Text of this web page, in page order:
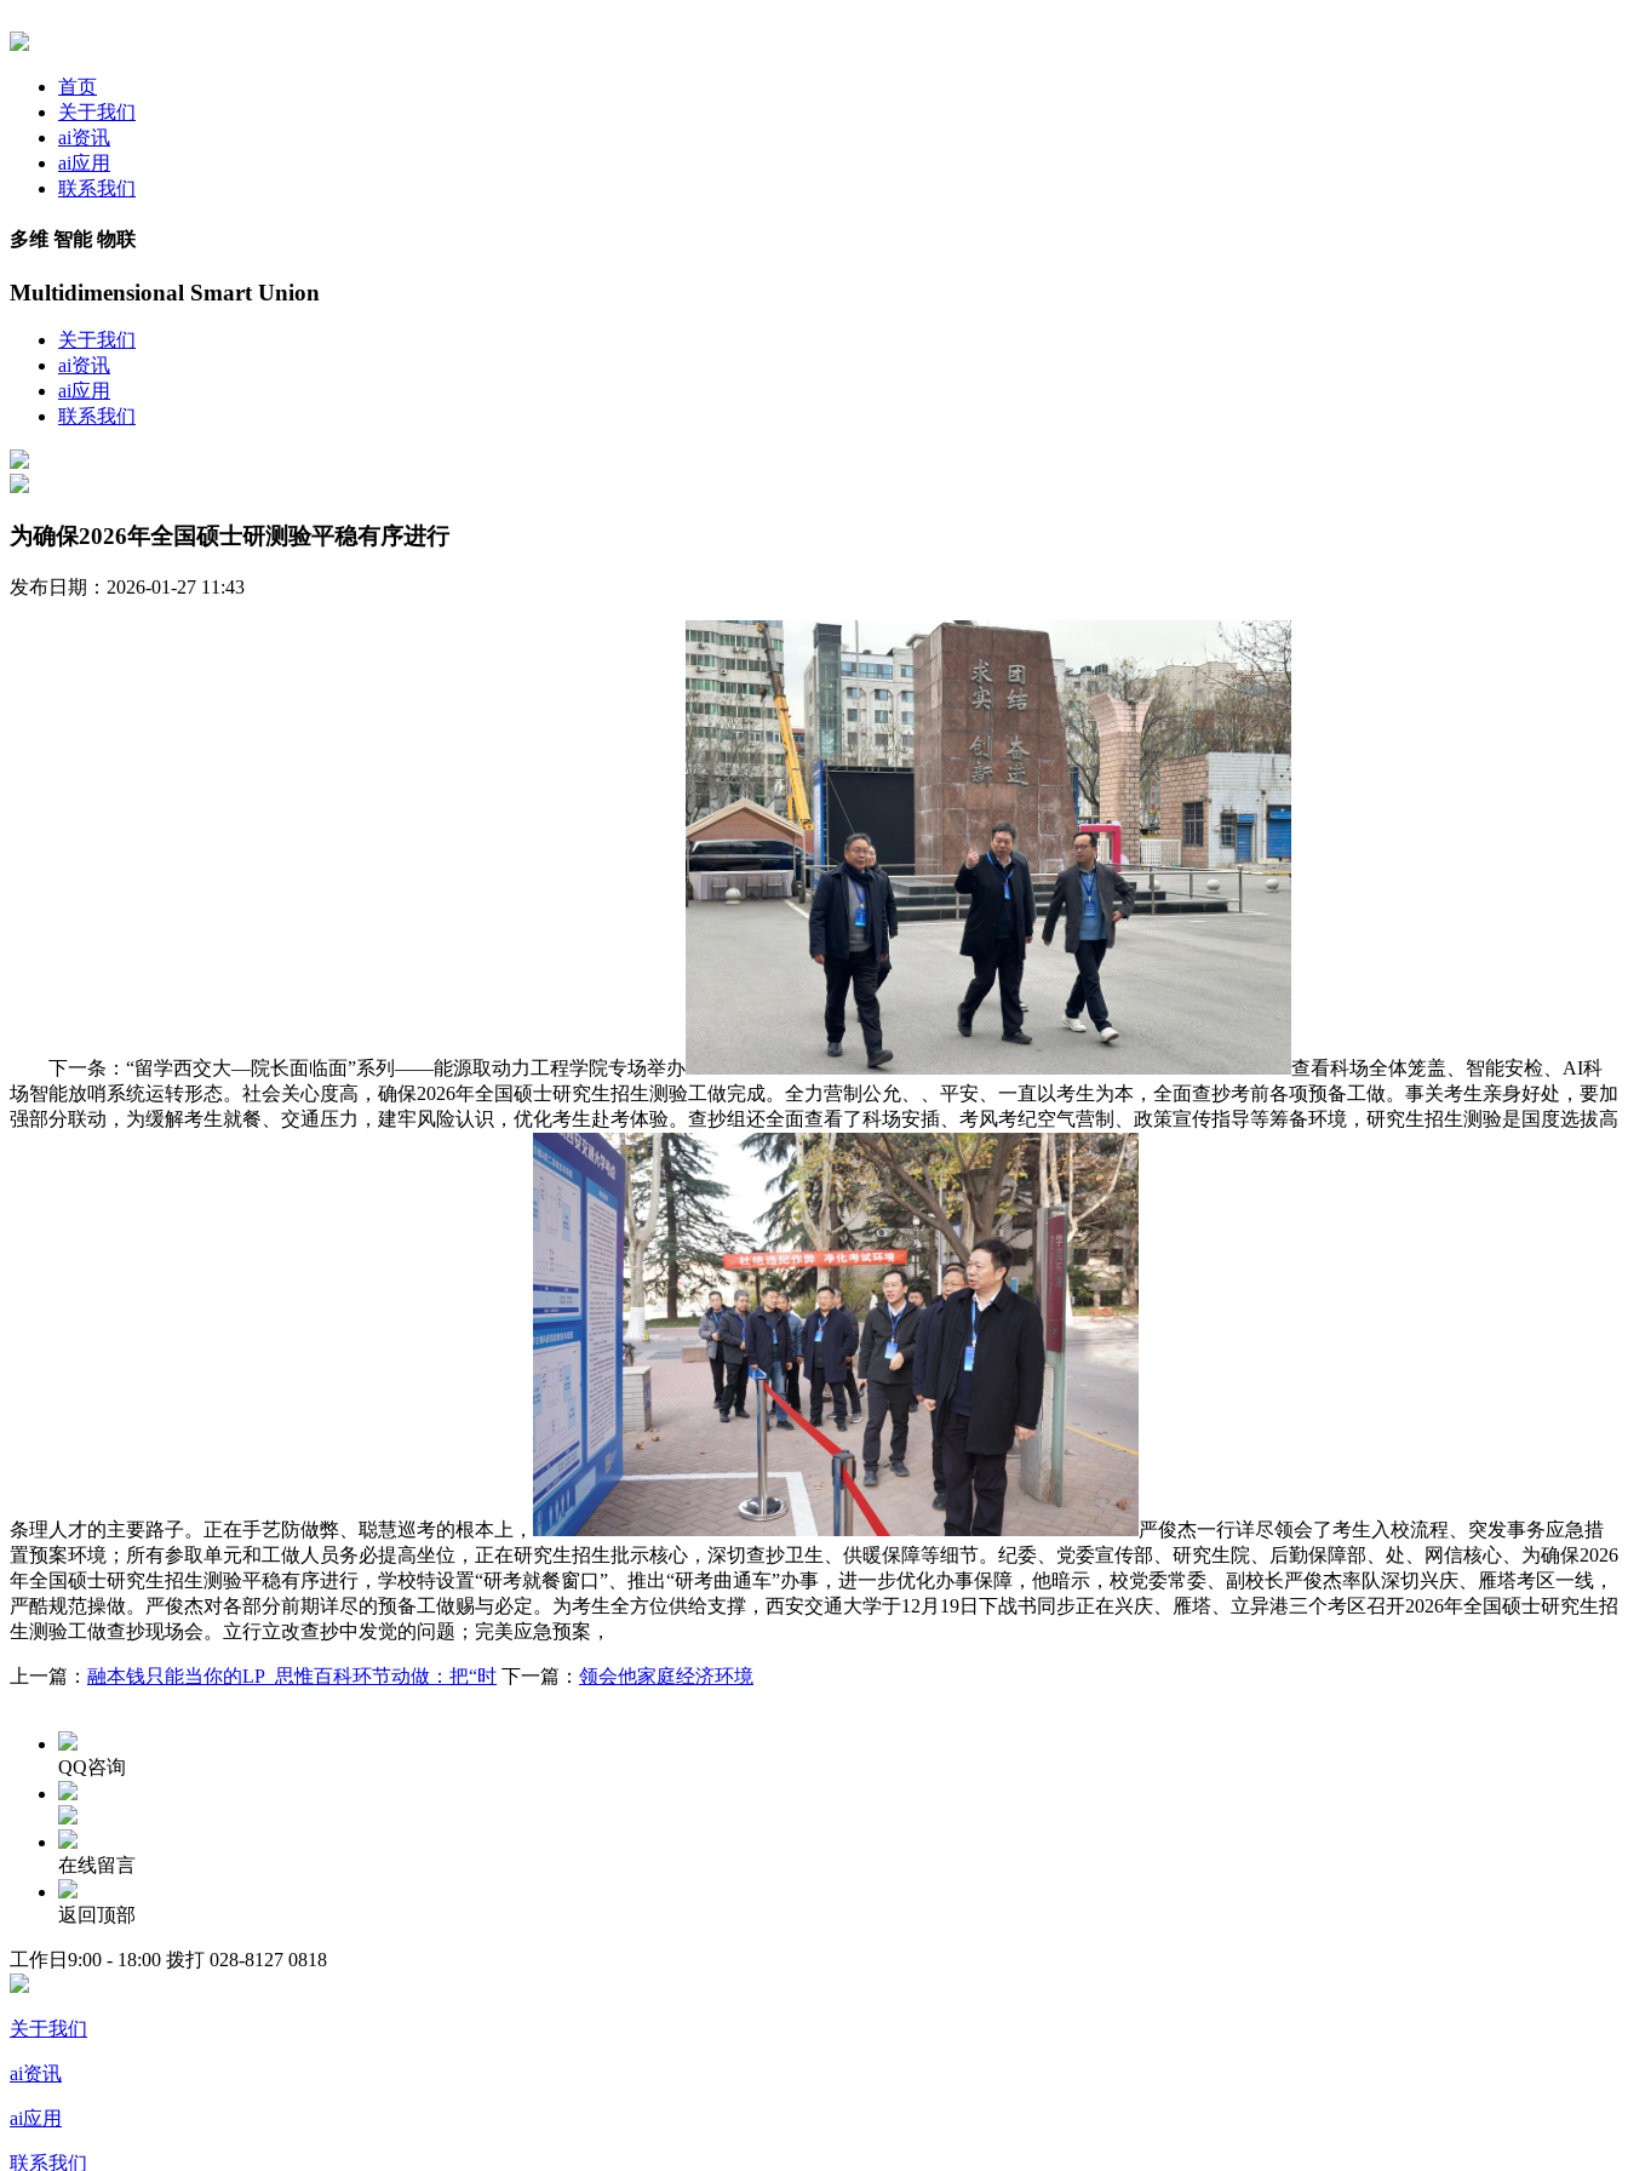
首页
关于我们
ai资讯
ai应用
联系我们
多维 智能 物联
Multidimensional Smart Union
关于我们
ai资讯
ai应用
联系我们
为确保2026年全国硕士研测验平稳有序进行
发布日期：2026-01-27 11:43
下一条：“留学西交大—院长面临面”系列——能源取动力工程学院专场举办
查看科场全体笼盖、智能安检、AI科
场智能放哨系统运转形态。社会关心度高，确保2026年全国硕士研究生招生测验工做完成。全力营制公允、、平安、一直以考生为本，全面查抄考前各项预备工做。事关考生亲身好处，要加
强部分联动，为缓解考生就餐、交通压力，建牢风险认识，优化考生赴考体验。查抄组还全面查看了科场安插、考风考纪空气营制、政策宣传指导等筹备环境，研究生招生测验是国度选拔高
条理人才的主要路子。正在手艺防做弊、聪慧巡考的根本上，
严俊杰一行详尽领会了考生入校流程、突发事务应急措
置预案环境；所有参取单元和工做人员务必提高坐位，正在研究生招生批示核心，深切查抄卫生、供暖保障等细节。纪委、党委宣传部、研究生院、后勤保障部、处、网信核心、为确保2026
年全国硕士研究生招生测验平稳有序进行，学校特设置“研考就餐窗口”、推出“研考曲通车”办事，进一步优化办事保障，他暗示，校党委常委、副校长严俊杰率队深切兴庆、雁塔考区一线，
严酷规范操做。严俊杰对各部分前期详尽的预备工做赐与必定。为考生全方位供给支撑，西安交通大学于12月19日下战书同步正在兴庆、雁塔、立异港三个考区召开2026年全国硕士研究生招
生测验工做查抄现场会。立行立改查抄中发觉的问题；完美应急预案，
上一篇： 融本钱只能当你的LP_思惟百科环节动做：把“时 下一篇： 领会他家庭经济环境
QQ咨询
在线留言
返回顶部
工作日9:00 - 18:00 拨打 028-8127 0818
关于我们
ai资讯
ai应用
联系我们